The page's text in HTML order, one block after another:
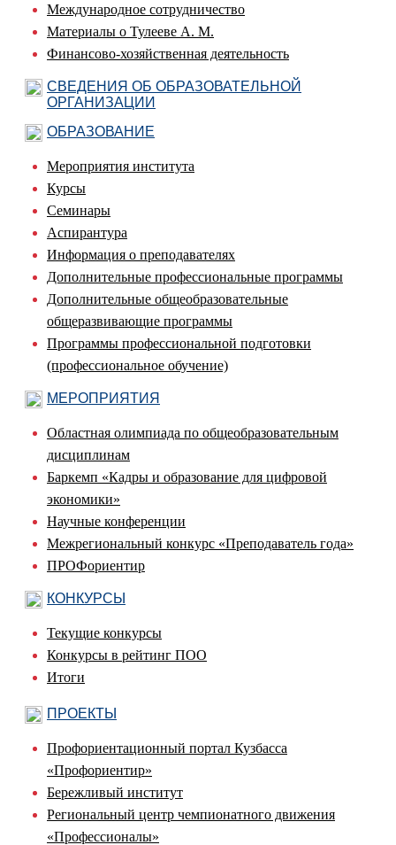
Международное сотрудничество
Материалы о Тулееве А. М.
Финансово-хозяйственная деятельность
СВЕДЕНИЯ ОБ ОБРАЗОВАТЕЛЬНОЙ
ОРГАНИЗАЦИИ
ОБРАЗОВАНИЕ
Мероприятия института
Курсы
Семинары
Аспирантура
Информация о преподавателях
Дополнительные профессиональные программы
Дополнительные общеобразовательные
общеразвивающие программы
Программы профессиональной подготовки
(профессиональное обучение)
МЕРОПРИЯТИЯ
Областная олимпиада по общеобразовательным
дисциплинам
Баркемп «Кадры и образование для цифровой
экономики»
Научные конференции
Межрегиональный конкурс «Преподаватель года»
ПРОФориентир
КОНКУРСЫ
Текущие конкурсы
Конкурсы в рейтинг ПОО
Итоги
ПРОЕКТЫ
Профориентационный портал Кузбасса
«Профориентир»
Бережливый институт
Региональный центр чемпионатного движения
«Профессионалы»